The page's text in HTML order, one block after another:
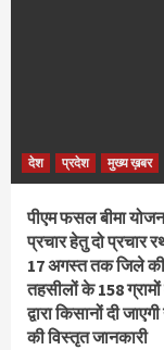
देश प्रदेश मुख्य ख़बर
पीएम फसल बीमा
प्रचार हेतु दो प्रचार
17 अगस्त तक जिले
तहसीलों के 158
द्वारा किसानों दी
की विस्तृत जानकारी